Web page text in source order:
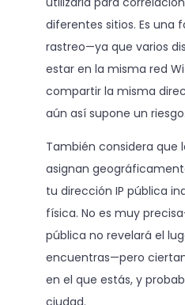
diferentes sitios. Es una
rastreo—ya que varios
estar en la misma red
compartir la misma
aún así supone un riesgo.
También considera que
asignan
tu dirección IP pública
física. No es muy
pública no revelará el
encuentras—pero
en el que estás, y